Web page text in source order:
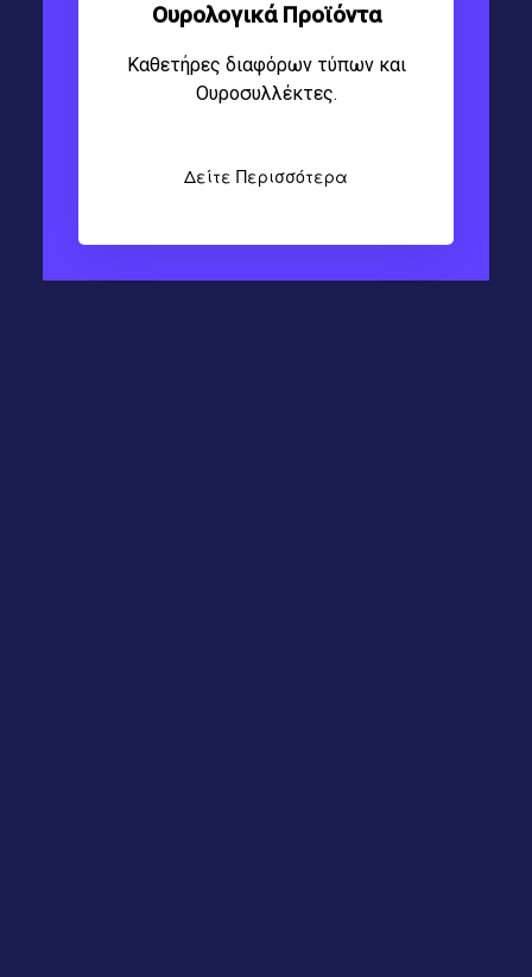
Ουρολογικά Προϊόντα
Καθετήρες διαφόρων τύπων και
Ουροσυλλέκτες.
Δείτε Περισσότερα